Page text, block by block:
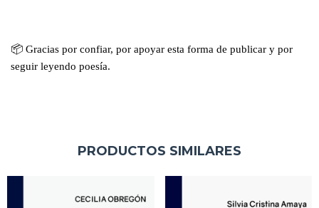
📦 Gracias por confiar, por apoyar esta forma de publicar y por
seguir leyendo poesía.
PRODUCTOS SIMILARES